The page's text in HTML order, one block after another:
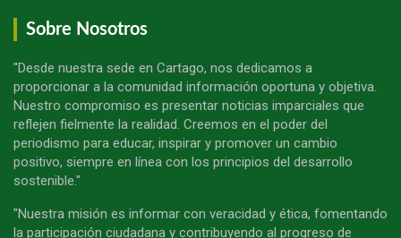
Sobre Nosotros
"Desde nuestra sede en Cartago, nos dedicamos a
proporcionar a la comunidad información oportuna y objetiva.
Nuestro compromiso es presentar noticias imparciales que
reflejen fielmente la realidad. Creemos en el poder del
periodismo para educar, inspirar y promover un cambio
positivo, siempre en línea con los principios del desarrollo
sostenible."
"Nuestra misión es informar con veracidad y ética, fomentando
la participación ciudadana y contribuyendo al progreso de